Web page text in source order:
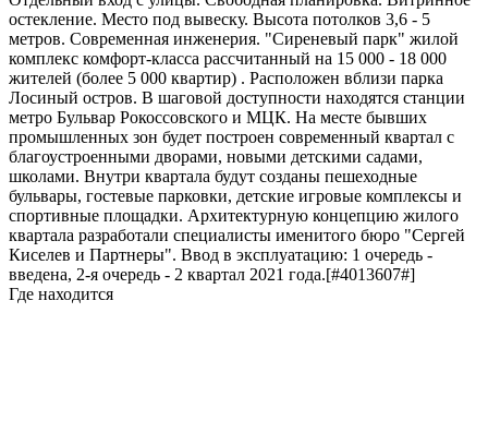
остекление. Место под вывеску. Высота потолков 3,6 - 5
метров. Современная инженерия. "Сиреневый парк" жилой
комплекс комфорт-класса рассчитанный на 15 000 - 18 000
жителей (более 5 000 квартир) . Расположен вблизи парка
Лосиный остров. В шаговой доступности находятся станции
метро Бульвар Рокоссовского и МЦК. На месте бывших
промышленных зон будет построен современный квартал с
благоустроенными дворами, новыми детскими садами,
школами. Внутри квартала будут созданы пешеходные
бульвары, гостевые парковки, детские игровые комплексы и
спортивные площадки. Архитектурную концепцию жилого
квартала разработали специалисты именитого бюро "Сергей
Киселев и Партнеры". Ввод в эксплуатацию: 1 очередь -
введена, 2-я очередь - 2 квартал 2021 года.[#4013607#]
Где находится